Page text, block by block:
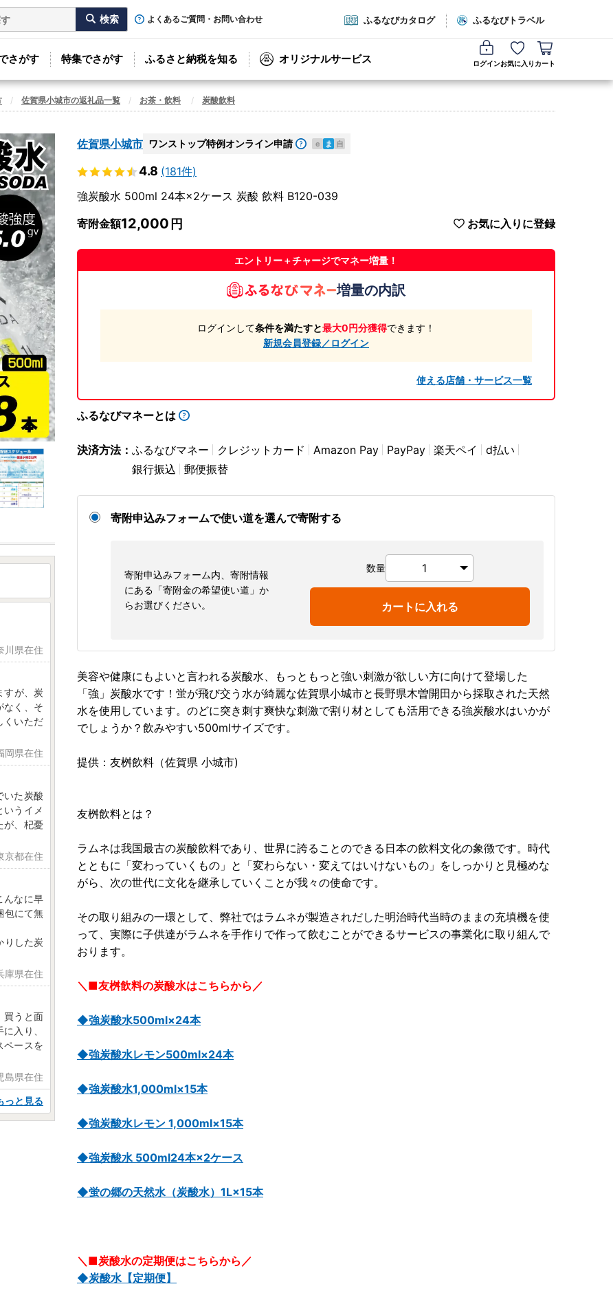
よくあるご質問・お問い合わせ ふるなびカタログ ふるなびトラベル
さがす 特集でさがす ふるさと納税を知る オリジナルサービス ログインお気に入り カート
佐賀県小城市の返礼品一覧 お茶・飲料 炭酸飲料
佐賀県小城市 ワンストップ特例オンライン申請 e ま 自
4.8 (181件)
強炭酸水 500ml 24本×2ケース 炭酸 飲料 B120-039
寄附金額12,000 お気に入りに登録
エントリー＋チャージでマネー増量！
増量の内訳
ログインして条件を満たすと最大0円分獲得できます！
新規会員登録／ログイン
使える店舗・サービス一覧
ふるなびマネーとは
決済方法： ふるなびマネー クレジットカード Amazon Pay PayPay 楽天ペイ
d払い
銀行振込
郵便振替
寄附申込みフォームで使い道を選んで寄附する
寄附申込みフォーム内、寄附情報
にある「寄附金の希望使い道」か
らお選びください。
数量
カートに入れる
美容や健康にもよいと言われる炭酸水、もっともっと強い刺激が欲しい方に向けて登場した
「強」炭酸水です！蛍が飛び交う水が綺麗な佐賀県小城市と長野県木曽開田から採取された天然
水を使用しています。のどに突き刺す爽快な刺激で割り材としても活用できる強炭酸水はいかが
でしょうか？飲みやすい500mlサイズです。
提供：友桝飲料（佐賀県 小城市)
友桝飲料とは？
ラムネは我国最古の炭酸飲料であり、世界に誇ることのできる日本の飲料文化の象徴です。時代
とともに「変わっていくもの」と「変わらない・変えてはいけないもの」をしっかりと見極めな
がら、次の世代に文化を継承していくことが我々の使命です。
その取り組みの一環として、弊社ではラムネが製造されだした明治時代当時のままの充填機を使
って、実際に子供達がラムネを手作りで作って飲むことができるサービスの事業化に取り組んで
おります。
＼■友桝飲料の炭酸水はこちらから／
◆強炭酸水500ml×24本
◆強炭酸水レモン500ml×24本
◆強炭酸水1,000ml×15本
◆強炭酸水レモン 1,000ml×15本
◆強炭酸水 500ml24本×2ケース
◆蛍の郷の天然水（炭酸水）1L×15本
＼■炭酸水の定期便はこちらから／
◆炭酸水【定期便】
県在住
すが、炭
なく、そ
くいただ
県在住
いた炭酸
いうイメ
が、杞憂
都在住
んなに早
包にて無
りした炭
県在住
買うと面
入り、
ペースを
県在住
っと見る